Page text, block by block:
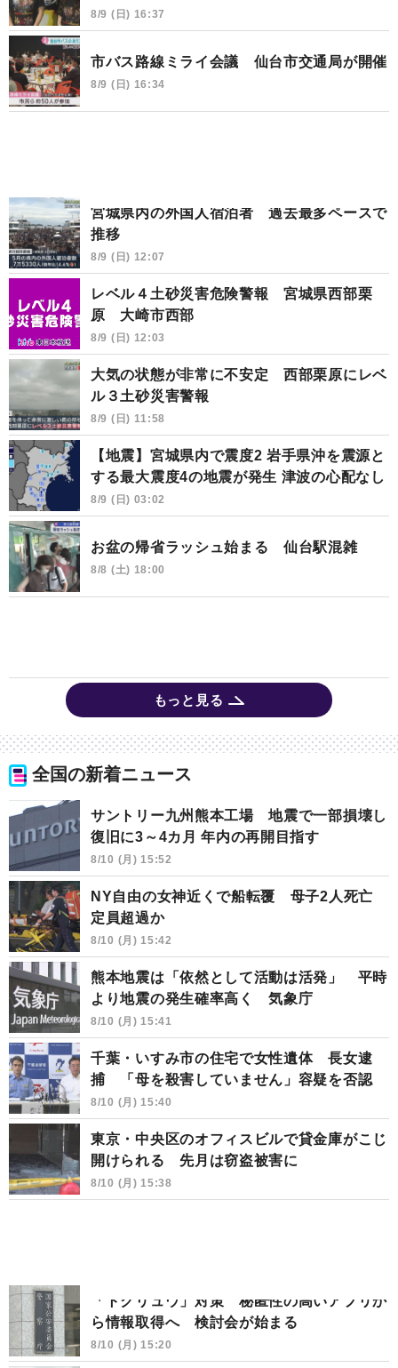
8/9 (日) 16:37
市バス路線ミライ会議 仙台市交通局が開催
8/9 (日) 16:34
宮城県内の外国人宿泊者 過去最多ペースで
推移
8/9 (日) 12:07
レベル４土砂災害危険警報 宮城県西部栗
原 大崎市西部
8/9 (日) 12:03
大気の状態が非常に不安定 西部栗原にレベ
ル３土砂災害警報
8/9 (日) 11:58
【地震】宮城県内で震度2 岩手県沖を震源と
する最大震度4の地震が発生 津波の心配なし
8/9 (日) 03:02
お盆の帰省ラッシュ始まる 仙台駅混雑
8/8 (土) 18:00
もっと見る
全国の新着ニュース
サントリー九州熊本工場 地震で一部損壊し
復旧に3～4カ月 年内の再開目指す
8/10 (月) 15:52
NY自由の女神近くで船転覆 母子2人死亡
定員超過か
8/10 (月) 15:42
熊本地震は「依然として活動は活発」 平時
より地震の発生確率高く 気象庁
8/10 (月) 15:41
千葉・いすみ市の住宅で女性遺体 長女逮
捕 「母を殺害していません」容疑を否認
8/10 (月) 15:40
東京・中央区のオフィスビルで貸金庫がこじ
開けられる 先月は窃盗被害に
8/10 (月) 15:38
「トクリュウ」対策 秘匿性の高いアプリか
ら情報取得へ 検討会が始まる
8/10 (月) 15:20